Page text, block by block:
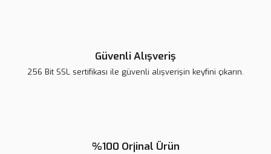
Güvenli Alışveriş
256 Bit SSL sertifikası ile güvenli alışverişin keyfini çıkarın.
%100 Orjinal Ürün